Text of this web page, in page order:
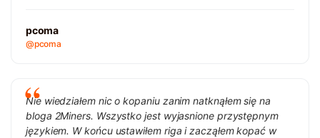
pcoma
@pcoma
Nie wiedziałem nic o kopaniu zanim natknąłem się na
bloga 2Miners. Wszystko jest wyjasnione przystępnym
językiem. W końcu ustawiłem riga i zacząłem kopać w